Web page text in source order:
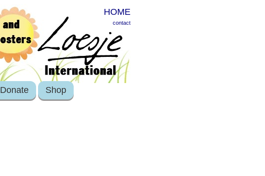
HOME
contact
Donate Shop